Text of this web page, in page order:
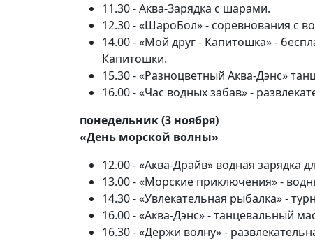
11.30 - Аква-Зарядка с шарами.
12.30 - «ШароБол» - соревнования с
14.00 - «Мой друг - Капитошка» -
Капитошки.
15.30 - «Разноцветный Аква-Дэнс»
16.00 - «Час водных забав» -
понедельник (3 ноября)
«День морской волны»
12.00 - «Аква-Драйв» водная зарядка
13.00 - «Морские приключения» -
14.30 - «Увлекательная рыбалка» -
16.00 - «Аква-Дэнс» - танцевальный
16.30 - «Держи волну» -